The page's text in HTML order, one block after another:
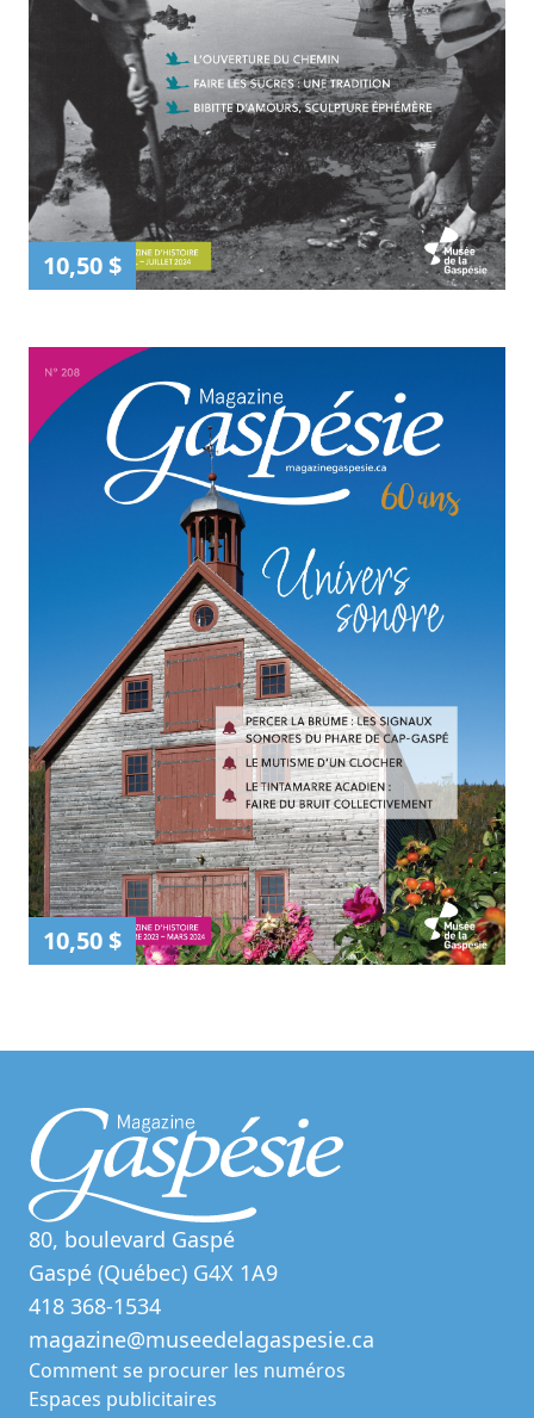
10,50 $
10,50 $
80, boulevard Gaspé
Gaspé (Québec) G4X 1A9
418 368-1534
magazine@museedelagaspesie.ca
Comment se procurer les numéros
Espaces publicitaires